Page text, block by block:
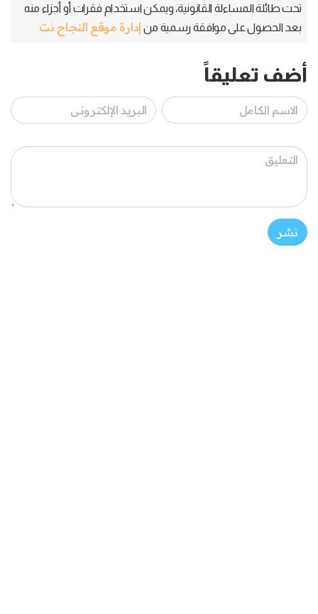
تحت طائلة المساءلة القانونية، ويمكن استخدام فقرات أو أجزاء منه
بعد الحصول على موافقة رسمية من إدارة موقع النجاح نت
أضف تعليقاً
نشر